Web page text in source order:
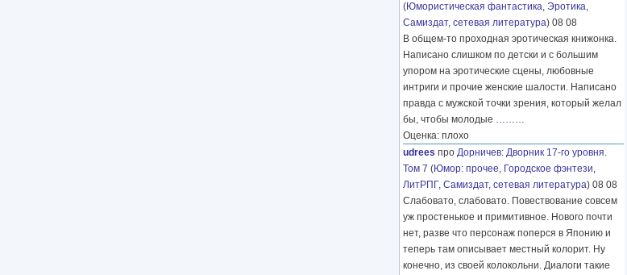
(Юмористическая фантастика, Эротика,
Самиздат, сетевая литература) 08 08
В общем-то проходная эротическая книжонка.
Написано слишком по детски и с большим
упором на эротические сцены, любовные
интриги и прочие женские шалости. Написано
правда с мужской точки зрения, который желал
бы, чтобы молодые ………
Оценка: плохо
udrees про Дорничев: Дворник 17-го уровня.
Том 7 (Юмор: прочее, Городское фэнтези,
ЛитРПГ, Самиздат, сетевая литература) 08 08
Слабовато, слабовато. Повествование совсем
уж простенькое и примитивное. Нового почти
нет, разве что персонаж поперся в Японию и
теперь там описывает местный колорит. Ну
конечно, из своей колокольни. Диалоги такие